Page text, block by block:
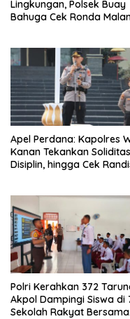
Lingkungan, Polsek Buay
Bahuga Cek Ronda
Apel Perdana: Kapolres
Kanan Tekankan
Disiplin, hingga Cek
Polri Kerahkan 372
Akpol Dampingi Siswa di
Sekolah Rakyat Bersama